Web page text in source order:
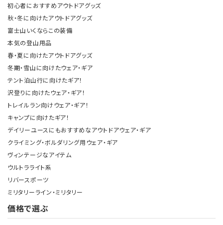
初心者におすすめアウトドアグッズ
秋・冬に向けたアウトドアグッズ
富士山いくならこの装備
本気の登山用品
春・夏に向けたアウトドアグッズ
冬期・雪山に向けたウェア・ギア
テント泊山行に向けたギア！
沢登りに向けたウェア・ギア！
トレイルラン向けウェア・ギア！
キャンプに向けたギア！
デイリーユースにもおすすめなアウトドアウェア・ギア
クライミング・ボルダリング用ウェア・ギア
ヴィンテージなアイテム
ウルトラライト系
リバースポーツ
ミリタリーライン・ミリタリー
価格で選ぶ